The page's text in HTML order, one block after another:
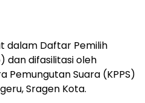
dalam Daftar Pemilih
dan difasilitasi oleh
Pemungutan Suara (KPPS)
Sragen Kota.